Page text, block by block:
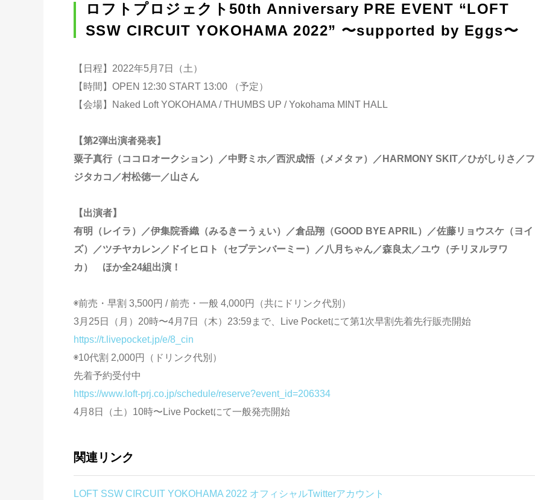
ロフトプロジェクト50th Anniversary PRE EVENT “LOFT
SSW CIRCUIT YOKOHAMA 2022” 〜supported by Eggs〜
【日程】2022年5月7日（土）
【時間】OPEN 12:30 START 13:00 （予定）
【会場】Naked Loft YOKOHAMA / THUMBS UP / Yokohama MINT HALL
【第2弾出演者発表】
粟子真行（ココロオークション）／中野ミホ／西沢成悟（メメタァ）／HARMONY SKIT／ひがしりさ／フ
ジタカコ／村松徳一／山さん
【出演者】
有明（レイラ）／伊集院香織（みるきーうぇい）／倉品翔（GOOD BYE APRIL）／佐藤リョウスケ（ヨイ
ズ）／ツチヤカレン／ドイヒロト（セプテンバーミー）／八月ちゃん／森良太／ユウ（チリヌルヲワ
カ） ほか全24組出演！
◉前売・早割 3,500円 / 前売・一般 4,000円（共にドリンク代別）
3月25日（月）20時〜4月7日（木）23:59まで、Live Pocketにて第1次早割先着先行販売開始
https://t.livepocket.jp/e/8_cin
◉10代割 2,000円（ドリンク代別）
先着予約受付中
https://www.loft-prj.co.jp/schedule/reserve?event_id=206334
4月8日（土）10時〜Live Pocketにて一般発売開始
関連リンク
LOFT SSW CIRCUIT YOKOHAMA 2022 オフィシャルTwitterアカウント